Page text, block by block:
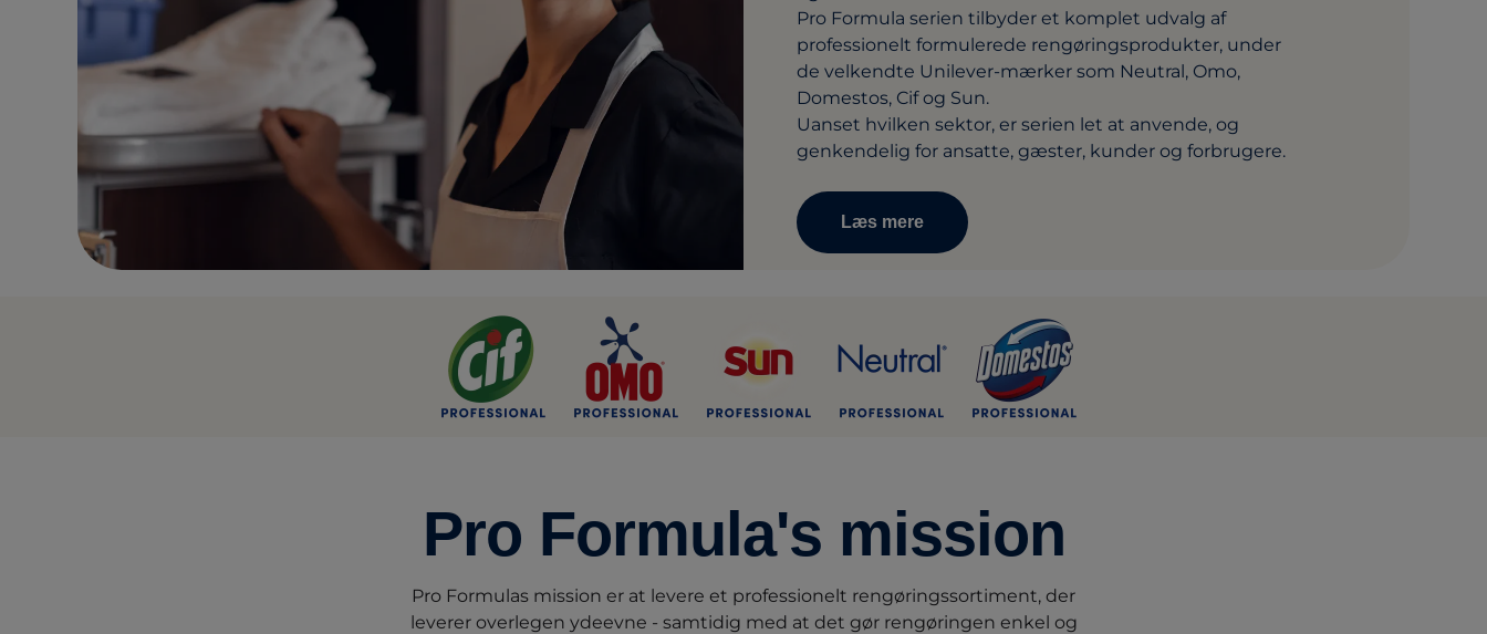
Pro Formula serien tilbyder et komplet udvalg af
professionelt formulerede rengøringsprodukter, under
de velkendte Unilever-mærker som Neutral, Omo,
Domestos, Cif og Sun.
Uanset hvilken sektor, er serien let at anvende, og
genkendelig for ansatte, gæster, kunder og forbrugere.
Læs mere
Pro Formula's mission
Pro Formulas mission er at levere et professionelt rengøringssortiment, der
leverer overlegen ydeevne - samtidig med at det gør rengøringen enkel og